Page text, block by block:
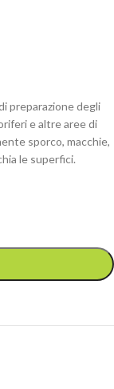
preparazione degli
e altre aree di
sporco, macchie,
le superfici.